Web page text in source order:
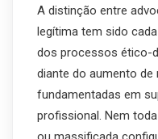
A distinção entre
legítima tem sido
dos processos ético-
diante do aumento de
fundamentadas em
profissional. Nem